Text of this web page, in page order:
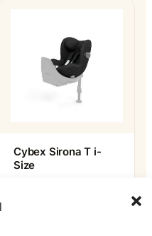
Cybex Sirona T i-
Size